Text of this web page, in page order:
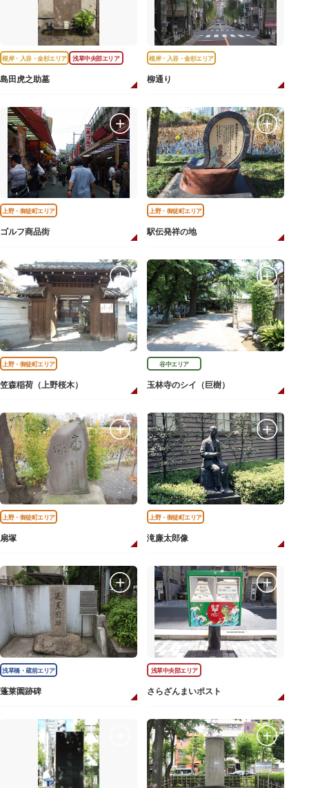
根岸・入谷・金杉エリア 浅草中央部エリア
島田虎之助墓
根岸・入谷・金杉エリア
柳通り
上野・御徒町エリア
ゴルフ商品街
上野・御徒町エリア
駅伝発祥の地
上野・御徒町エリア
笠森稲荷（上野桜木）
谷中エリア
玉林寺のシイ（巨樹）
上野・御徒町エリア
扇塚
上野・御徒町エリア
滝廉太郎像
浅草橋・蔵前エリア
蓬莱園跡碑
浅草中央部エリア
さらざんまいポスト